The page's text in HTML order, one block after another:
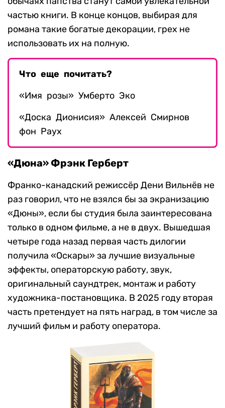
частью книги. В конце концов, выбирая для
романа такие богатые декорации, грех не
использовать их на полную.
Что еще почитать?
«Имя розы» Умберто Эко
«Доска Дионисия» Алексей Смирнов
фон Раух
«Дюна» Фрэнк Герберт
Франко-канадский режиссёр Дени Вильнёв не
раз говорил, что не взялся бы за экранизацию
«Дюны», если бы студия была заинтересована
только в одном фильме, а не в двух. Вышедшая
четыре года назад первая часть дилогии
получила «Оскары» за лучшие визуальные
эффекты, операторскую работу, звук,
оригинальный саундтрек, монтаж и работу
художника-постановщика. В 2025 году вторая
часть претендует на пять наград, в том числе за
лучший фильм и работу оператора.